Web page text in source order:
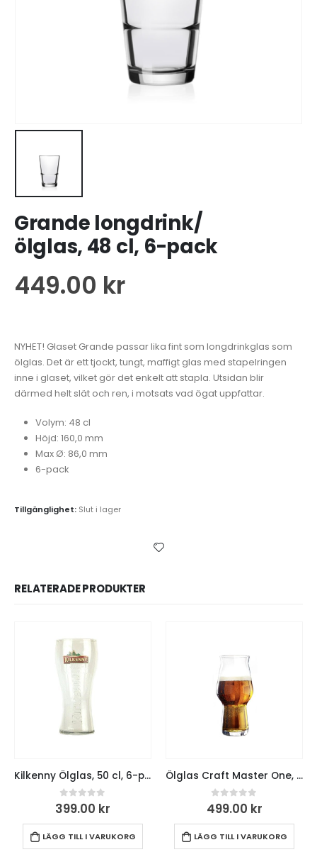
Grande longdrink/
ölglas, 48 cl, 6-pack
449.00 kr
NYHET! Glaset Grande passar lika fint som longdrinkglas som
ölglas. Det är ett tjockt, tungt, maffigt glas med stapelringen
inne i glaset, vilket gör det enkelt att stapla. Utsidan blir
därmed helt slät och ren, i motsats vad ögat uppfattar.
Volym: 48 cl
Höjd: 160,0 mm
Max Ø: 86,0 mm
6-pack
Tillgänglighet: Slut i lager
RELATERADE PRODUKTER
Kilkenny Ölglas, 50 cl, 6-pack
0out of 5
399.00 kr
LÄGG TILL I VARUKORG
Ölglas Craft Master One, 40 cl, 6-pack
0out of 5
499.00 kr
LÄGG TILL I VARUKORG